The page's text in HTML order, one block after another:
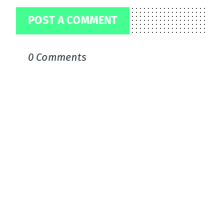
POST A COMMENT
0 Comments